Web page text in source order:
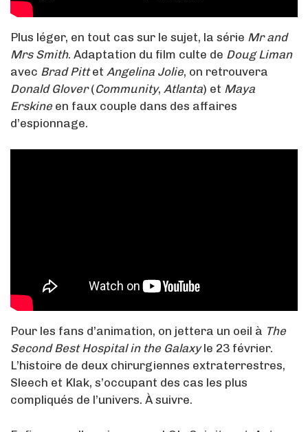
Plus léger, en tout cas sur le sujet, la série Mr and
Mrs Smith. Adaptation du film culte de Doug Liman
avec Brad Pittet Angelina Jolie, on retrouvera
Donald Glover(Community, Atlanta) et Maya
Erskineen faux couple dans des affaires
d’espionnage.
Pour les fans d’animation, on jettera un oeil à The
Second Best Hospital in the Galaxyle 23 février.
L’histoire de deux chirurgiennes extraterrestres,
Sleech et Klak, s’occupant des cas les plus
compliqués de l’univers. À suivre.